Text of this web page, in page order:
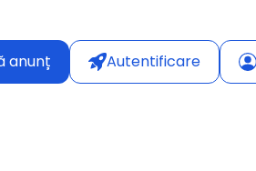
anunț Autentificare